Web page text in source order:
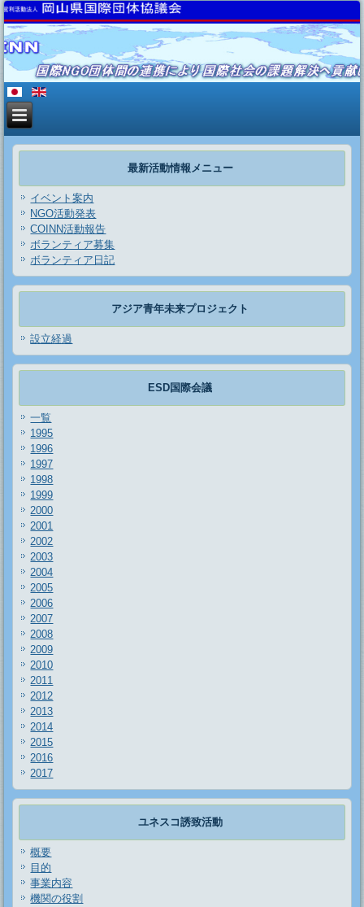
最新活動情報メニュー
イベント案内
NGO活動発表
COINN活動報告
ボランティア募集
ボランティア日記
アジア青年未来プロジェクト
設立経過
ESD国際会議
一覧
1995
1996
1997
1998
1999
2000
2001
2002
2003
2004
2005
2006
2007
2008
2009
2010
2011
2012
2013
2014
2015
2016
2017
ユネスコ誘致活動
概要
目的
事業内容
機関の役割